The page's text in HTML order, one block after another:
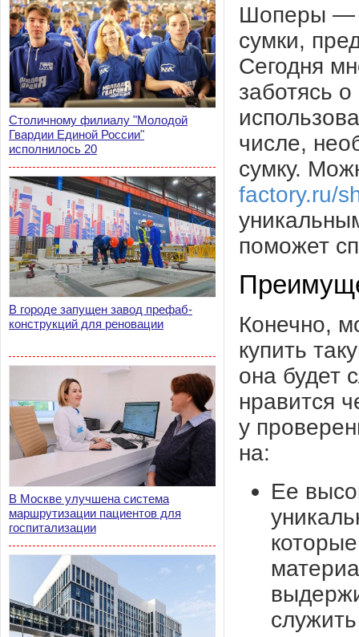
Столичному филиалу "Молодой
Гвардии Единой России"
исполнилось 20
В городе запущен завод префаб-
конструкций для реновации
В Москве улучшена система
маршрутизации пациентов для
госпитализации
Шоперы —
сумки,
Сегодня
заботясь
числе,
сумку.
factory.ru/
поможет
Конечно,
купить
она будет
нравится
у
на:
Ее